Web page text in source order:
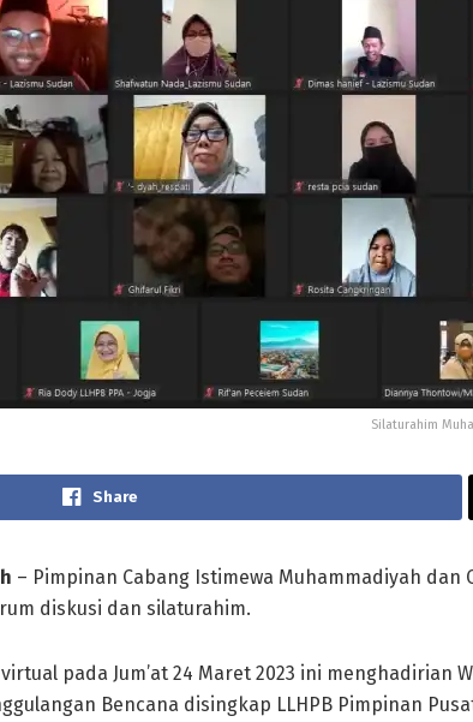
Silaturahim
Share
– Pimpinan Cabang Istimewa Muhammadiyah dan
diskusi dan silaturahim.
pada Jum’at 24 Maret 2023 ini menghadirian
Bencana disingkap LLHPB Pimpinan